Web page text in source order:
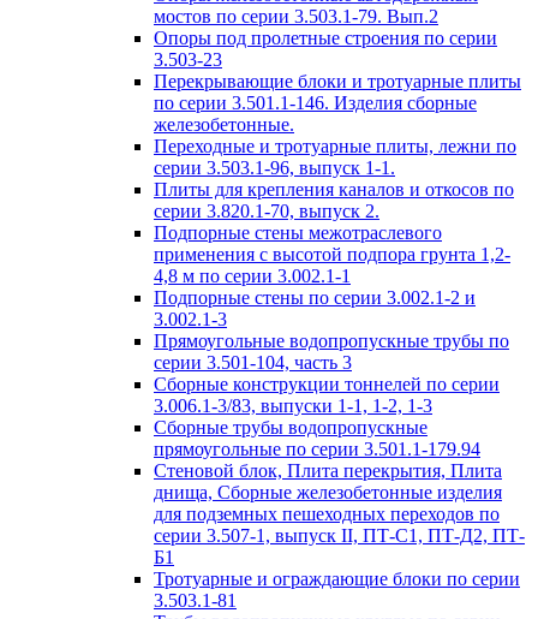
мостов по серии 3.503.1-79. Вып.2
Опоры под пролетные строения по серии
3.503-23
Перекрывающие блоки и тротуарные плиты
по серии 3.501.1-146. Изделия сборные
железобетонные.
Переходные и тротуарные плиты, лежни по
серии 3.503.1-96, выпуск 1-1.
Плиты для крепления каналов и откосов по
серии 3.820.1-70, выпуск 2.
Подпорные стены межотраслевого
применения с высотой подпора грунта 1,2-
4,8 м по серии 3.002.1-1
Подпорные стены по серии 3.002.1-2 и
3.002.1-3
Прямоугольные водопропускные трубы по
серии 3.501-104, часть 3
Сборные конструкции тоннелей по серии
3.006.1-3/83, выпуски 1-1, 1-2, 1-3
Сборные трубы водопропускные
прямоугольные по серии 3.501.1-179.94
Стеновой блок, Плита перекрытия, Плита
днища, Сборные железобетонные изделия
для подземных пешеходных переходов по
серии 3.507-1, выпуск II, ПТ-С1, ПТ-Д2, ПТ-
Б1
Тротуарные и ограждающие блоки по серии
3.503.1-81